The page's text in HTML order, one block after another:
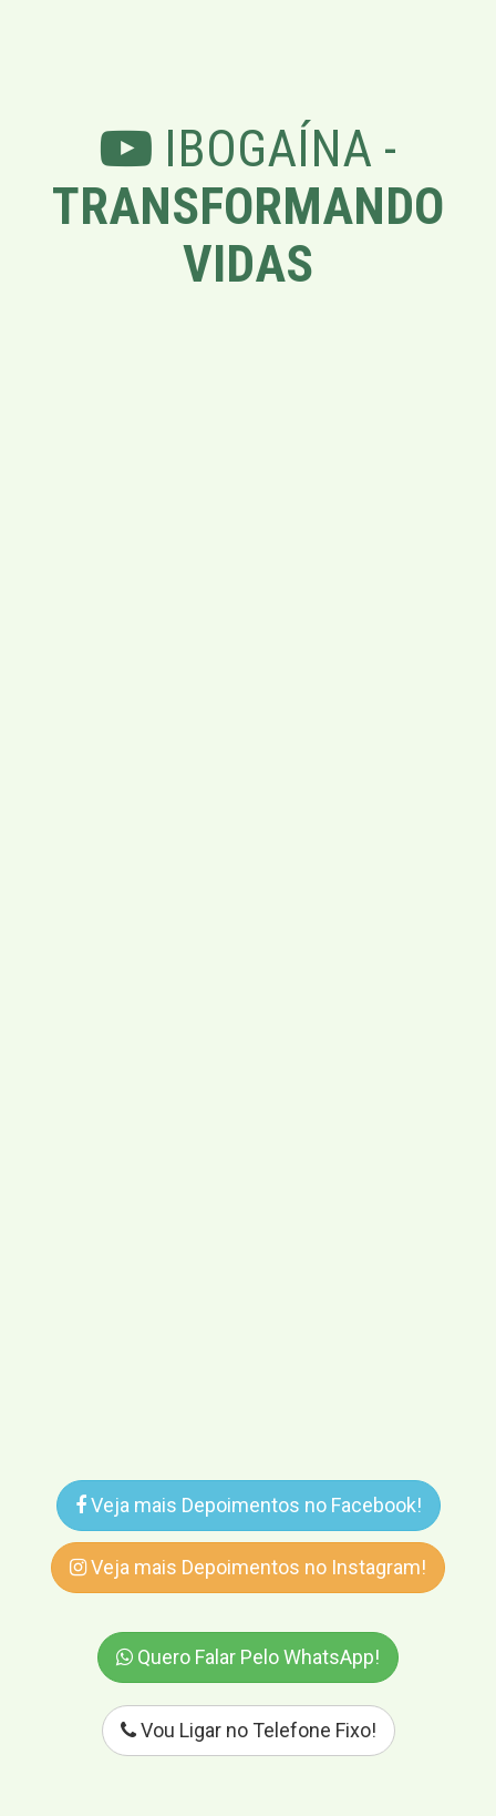
IBOGAÍNA -
TRANSFORMANDO
VIDAS
Veja mais Depoimentos no Facebook!
Veja mais Depoimentos no Instagram!
Quero Falar Pelo WhatsApp!
Vou Ligar no Telefone Fixo!